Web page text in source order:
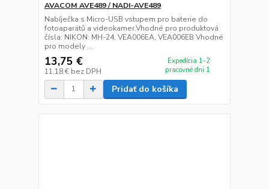
AVACOM AVE489 / NADI-AVE489
Nabíječka s Micro-USB vstupem pro baterie do
fotoaparátů a videokamer.Vhodné pro produktová
čísla: NIKON: MH-24, VEA006EA, VEA006EB Vhodné
pro modely ...
13,75 €
11,18 € bez DPH
Expedícia 1-2
pracovné dni 1
Pridať do košíka